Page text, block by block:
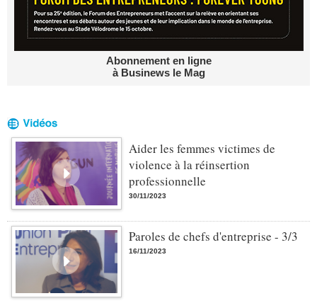
Abonnement en ligne
à Businews le Mag
Aider les femmes victimes de
violence à la réinsertion
professionnelle
30/11/2023
Paroles de chefs d'entreprise - 3/3
16/11/2023